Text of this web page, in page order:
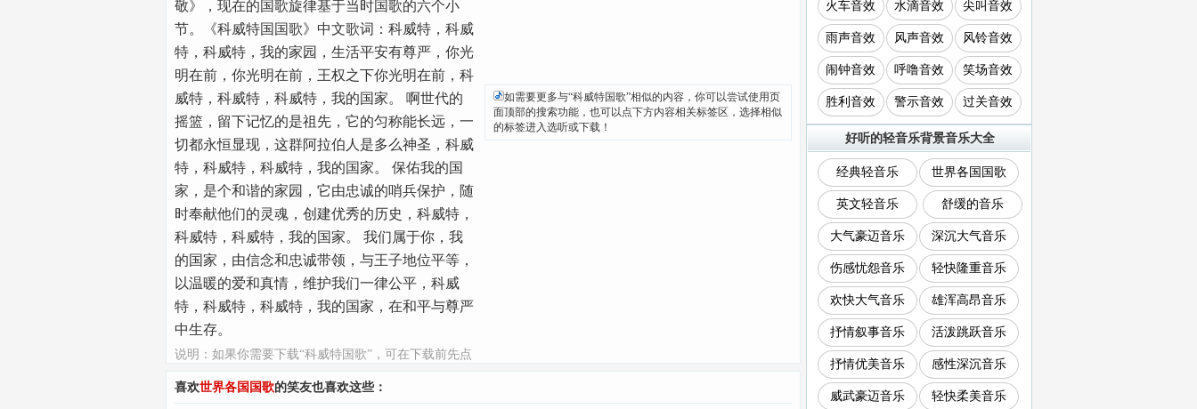
敬》，现在的国歌旋律基于当时国歌的六个小
节。《科威特国国歌》中文歌词：科威特，科威
特，科威特，我的家园，生活平安有尊严，你光
明在前，你光明在前，王权之下你光明在前，科
威特，科威特，科威特，我的国家。 啊世代的
摇篮，留下记忆的是祖先，它的匀称能长远，一
切都永恒显现，这群阿拉伯人是多么神圣，科威
特，科威特，科威特，我的国家。 保佑我的国
家，是个和谐的家园，它由忠诚的哨兵保护，随
时奉献他们的灵魂，创建优秀的历史，科威特，
科威特，科威特，我的国家。 我们属于你，我
的国家，由信念和忠诚带领，与王子地位平等，
以温暖的爱和真情，维护我们一律公平，科威
特，科威特，科威特，我的国家，在和平与尊严
中生存。
说明：如果你需要下载“科威特国歌”，可在下载前先点
国歌mp3，可点下方左侧的“更多世界各国国歌>>”链接
如需要更多与“科威特国歌”相似的内容，你可以尝试使用页
面顶部的搜索功能，也可以点下方内容相关标签区，选择相似
的标签进入选听或下载！
喜欢世界各国国歌的笑友也喜欢这些：
火车音效 水滴音效 尖叫音效
雨声音效 风声音效 风铃音效
闹钟音效 呼噜音效 笑场音效
胜利音效 警示音效 过关音效
好听的轻音乐背景音乐大全
经典轻音乐 世界各国国歌
英文轻音乐 舒缓的音乐
大气豪迈音乐 深沉大气音乐
伤感忧怨音乐 轻快隆重音乐
欢快大气音乐 雄浑高昂音乐
抒情叙事音乐 活泼跳跃音乐
抒情优美音乐 感性深沉音乐
威武豪迈音乐 轻快柔美音乐